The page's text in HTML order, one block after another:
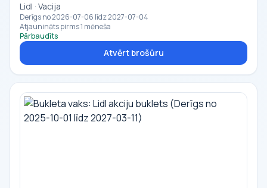
Lidl · Vacija
Derīgs no 2026-07-06 līdz 2027-07-04
Atjaunināts pirms 1 mēneša
Pārbaudīts
Atvērt brošūru